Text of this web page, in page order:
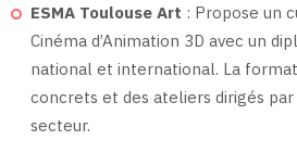
ESMA Toulouse Art : Propose un
Cinéma d’Animation 3D avec un
national et international. La
concrets et des ateliers dirigés
secteur.